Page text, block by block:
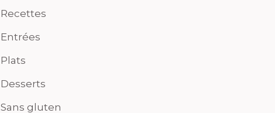
Recettes
Entrées
Plats
Desserts
Sans gluten